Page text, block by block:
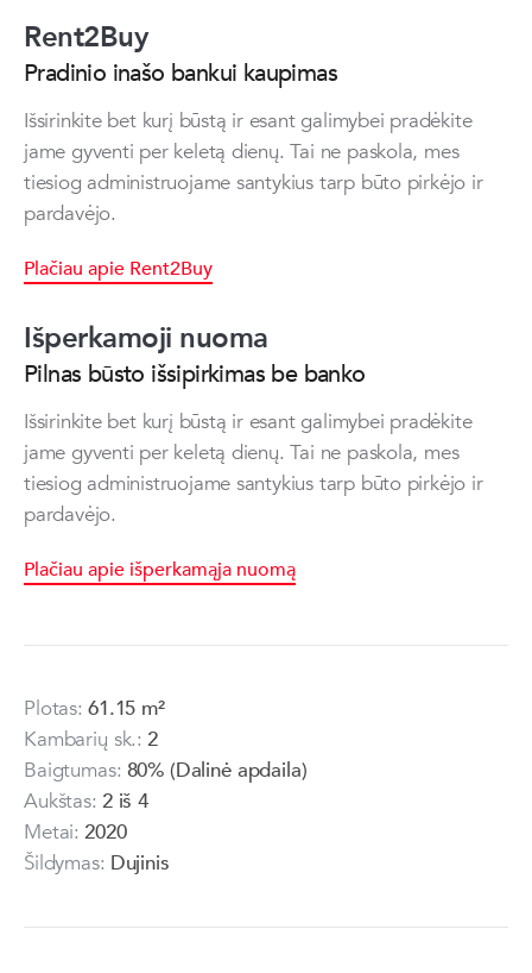
Rent2Buy
Pradinio inašo bankui kaupimas
Išsirinkite bet kurį būstą ir esant galimybei pradėkite
jame gyventi per keletą dienų. Tai ne paskola, mes
tiesiog administruojame santykius tarp būto pirkėjo ir
pardavėjo.
Plačiau apie Rent2Buy
Išperkamoji nuoma
Pilnas būsto išsipirkimas be banko
Išsirinkite bet kurį būstą ir esant galimybei pradėkite
jame gyventi per keletą dienų. Tai ne paskola, mes
tiesiog administruojame santykius tarp būto pirkėjo ir
pardavėjo.
Plačiau apie išperkamąja nuomą
Plotas: 61.15 m²
Kambarių sk.: 2
Baigtumas: 80% (Dalinė apdaila)
Aukštas: 2 iš 4
Metai: 2020
Šildymas: Dujinis